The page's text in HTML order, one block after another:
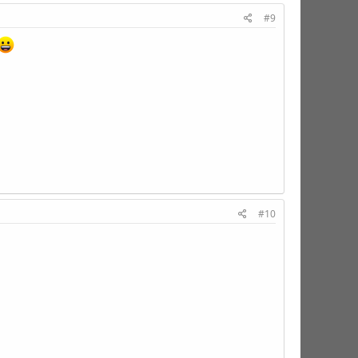
#9
#10